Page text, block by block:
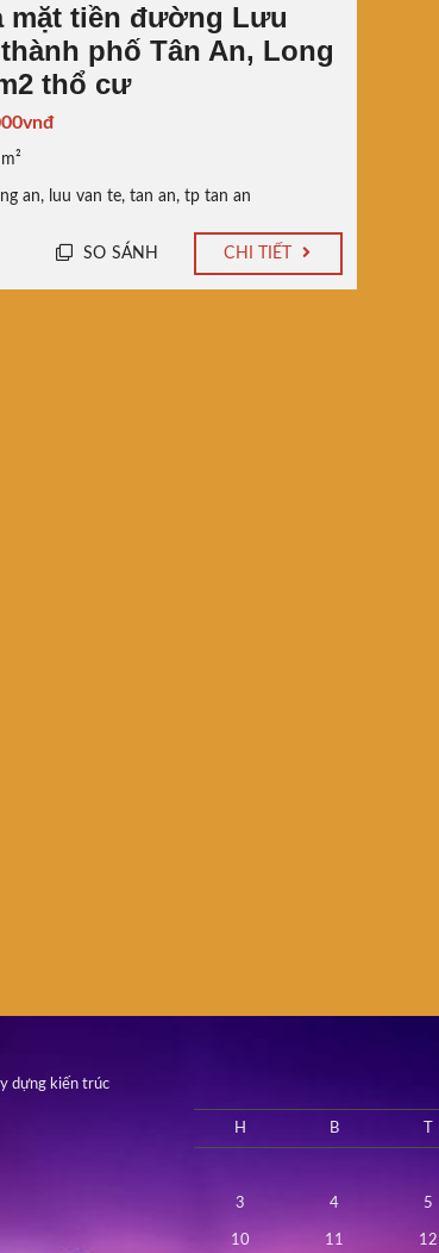
mặt tiền đường Lưu
phố Tân An, Long
thổ cư
an, luu van te, tan an, tp tan an
SO SÁNH CHI TIẾT
dựng kiến trúc
H B
3 4 5
10 11 12